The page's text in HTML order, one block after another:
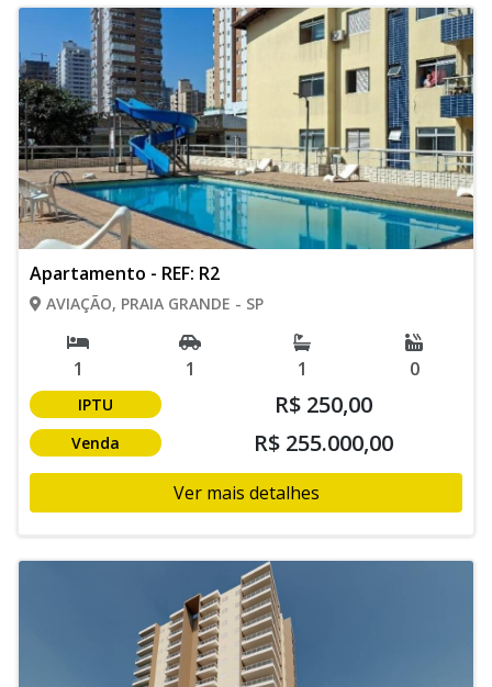
Apartamento - REF: R2
AVIAÇÃO, PRAIA GRANDE - SP
1 1 1 0
IPTU R$ 250,00
Venda R$ 255.000,00
Ver mais detalhes